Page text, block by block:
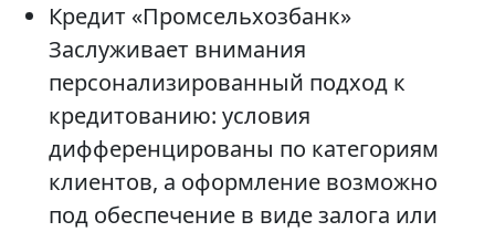
Кредит «Промсельхозбанк»
Заслуживает внимания
персонализированный подход к
кредитованию: условия
дифференцированы по категориям
клиентов, а оформление возможно
под обеспечение в виде залога или